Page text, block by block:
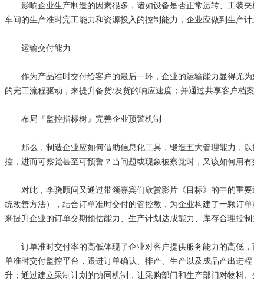
影响企业生产制造的因素很多，诸如设备是否正常运转、工装夹
车间的生产准时完工能力和资源投入的控制能力，企业应做到生产
运输交付能力
作为产品准时交付给客户的最后一环，企业的运输能力显得尤为
的完工流程驱动，来提升备货/发货的响应速度；并通过共享客户档
布局『监控指标树』完善企业预警机制
那么，制造企业应如何借助信息化工具，锻造五大管理能力，以
控，进而可察觉甚至可预警？当问题或现象被察觉时，又该如何用
对此，李骁顾问又通过带领嘉宾们欣赏影片《目标》的中的重要
统改善方法），结合订单准时交付的管控教，为企业构建了一颗订
来提升企业的订单交期预估能力、生产计划达成能力、库存合理控
订单准时交付率的高低体现了企业对客户提供服务能力的高低，
单准时交付监控平台，跟进订单确认、排产、生产以及成品产出进
升；通过建立采制计划的协同机制，让采购部门和生产部门对物料